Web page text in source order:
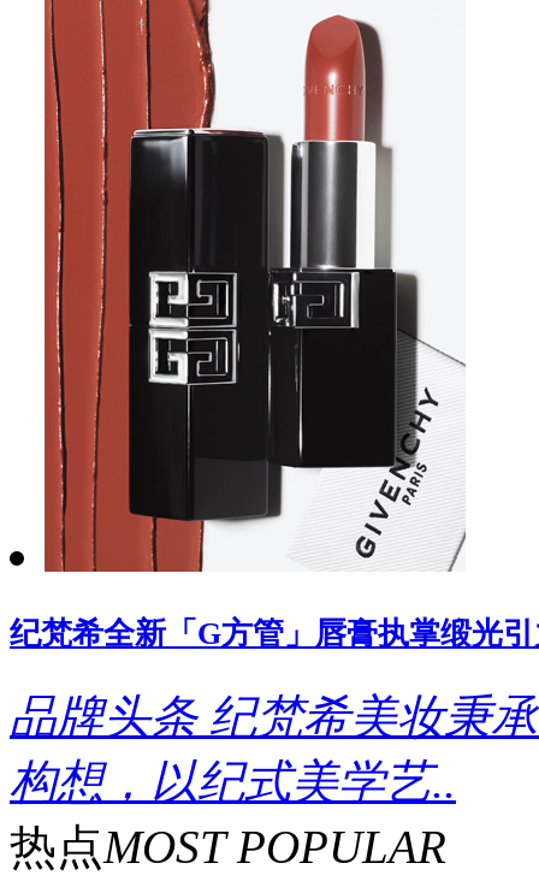
纪梵希全新「G方管」唇膏执掌缎光
品牌头条 纪梵希美妆秉
构想，以纪式美学艺..
热点MOST POPULAR